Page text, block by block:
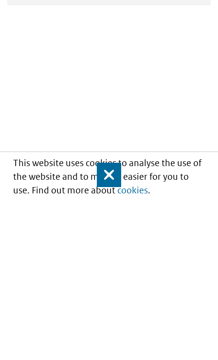
This website uses cookies to analyse the use of
the website and to make it easier for you to
use. Find out more aboutcookies.
Close